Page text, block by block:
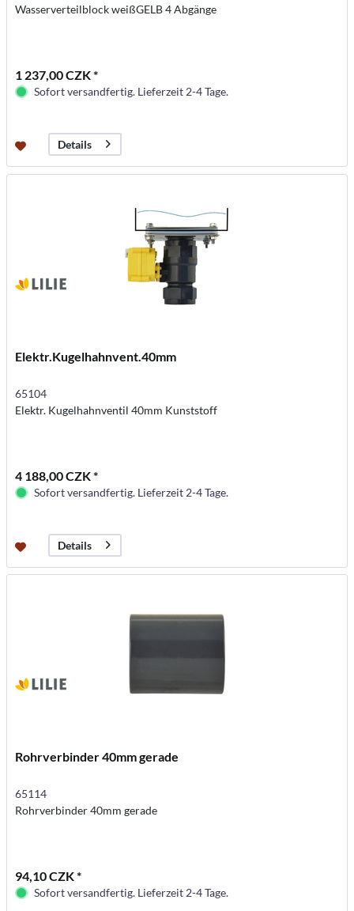
Wasserverteilblock weißGELB 4 Abgänge
1 237,00 CZK *
Sofort versandfertig. Lieferzeit 2-4 Tage.
Details
Elektr.Kugelhahnvent.40mm
65104
Elektr. Kugelhahnventil 40mm Kunststoff
4 188,00 CZK *
Sofort versandfertig. Lieferzeit 2-4 Tage.
Details
Rohrverbinder 40mm gerade
65114
Rohrverbinder 40mm gerade
94,10 CZK *
Sofort versandfertig. Lieferzeit 2-4 Tage.